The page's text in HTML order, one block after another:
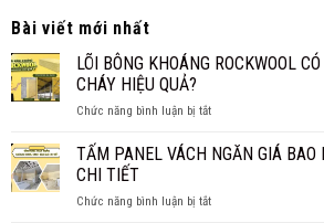
Bài viết mới nhất
LÕI BÔNG KHOÁNG ROCKWOOL
CHÁY HIỆU QUẢ?
Chức năng bình luận bị tắtở
BÔNG
CÓ
TẤM PANEL VÁCH NGĂN GIÁ BAO
CHI TIẾT
Chức năng bình luận bị tắtở